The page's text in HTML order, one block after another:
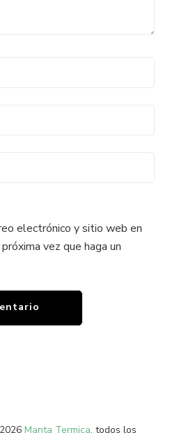
electrónico y sitio web en
vez que haga un
Manta Termica. todos los